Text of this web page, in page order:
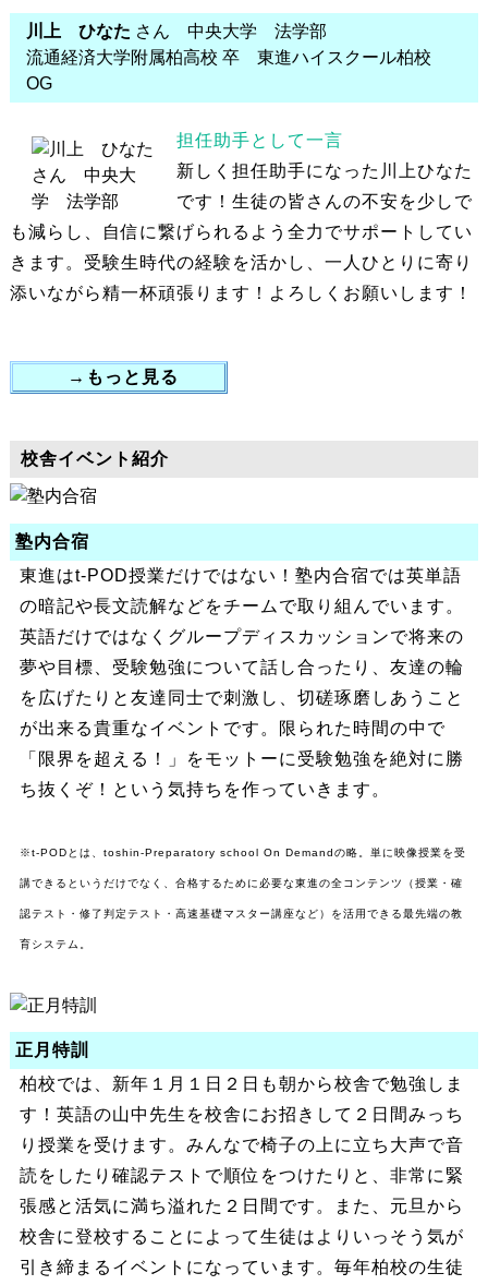
川上 ひなた さん 中央大学 法学部
流通経済大学附属柏高校 卒 東進ハイスクール柏校
OG
担任助手として一言
新しく担任助手になった川上ひなた
です！生徒の皆さんの不安を少しで
も減らし、自信に繋げられるよう全力でサポートしてい
きます。受験生時代の経験を活かし、一人ひとりに寄り
添いながら精一杯頑張ります！よろしくお願いします！
→もっと見る
校舎イベント紹介
塾内合宿
東進はt-POD授業だけではない！塾内合宿では英単語
の暗記や長文読解などをチームで取り組んでいます。
英語だけではなくグループディスカッションで将来の
夢や目標、受験勉強について話し合ったり、友達の輪
を広げたりと友達同士で刺激し、切磋琢磨しあうこと
が出来る貴重なイベントです。限られた時間の中で
「限界を超える！」をモットーに受験勉強を絶対に勝
ち抜くぞ！という気持ちを作っていきます。
※t-PODとは、toshin-Preparatory school On Demandの略。単に映像授業を受
講できるというだけでなく、合格するために必要な東進の全コンテンツ（授業・確
認テスト・修了判定テスト・高速基礎マスター講座など）を活用できる最先端の教
育システム。
正月特訓
柏校では、新年１月１日２日も朝から校舎で勉強しま
す！英語の山中先生を校舎にお招きして２日間みっち
り授業を受けます。みんなで椅子の上に立ち大声で音
読をしたり確認テストで順位をつけたりと、非常に緊
張感と活気に満ち溢れた２日間です。また、元旦から
校舎に登校することによって生徒はよりいっそう気が
引き締まるイベントになっています。毎年柏校の生徒